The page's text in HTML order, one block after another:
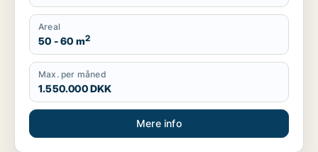
Areal
50 - 60 m2
Max. per måned
1.550.000 DKK
Mere info